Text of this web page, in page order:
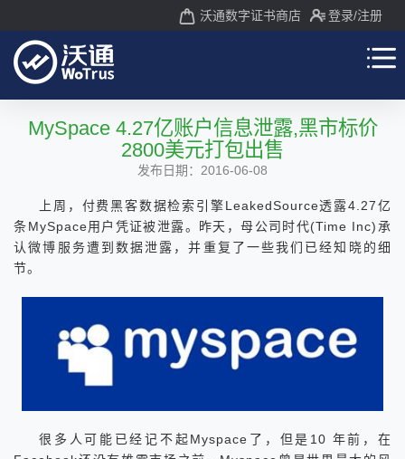
沃通数字证书商店 登录/注册
MySpace 4.27亿账户信息泄露,黑市标价
2800美元打包出售
发布日期：2016-06-08
上周，付费黑客数据检索引擎LeakedSource透露4.27亿
条MySpace用户凭证被泄露。昨天，母公司时代(Time Inc)承
认微博服务遭到数据泄露，并重复了一些我们已经知晓的细
节。
很多人可能已经记不起Myspace了，但是10 年前，在